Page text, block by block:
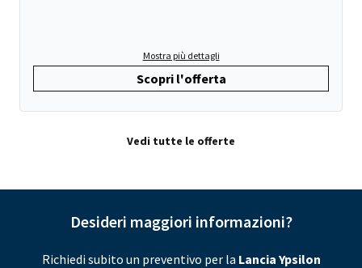
Mostra più dettagli
Scopri l'offerta
Vedi tutte le offerte
Desideri maggiori informazioni?
Richiedi subito un preventivo per la Lancia Ypsilon